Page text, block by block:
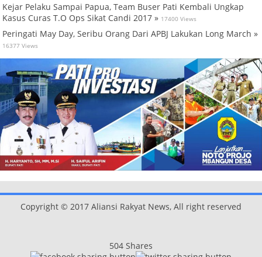
Kejar Pelaku Sampai Papua, Team Buser Pati Kembali Ungkap
Kasus Curas T.O Ops Sikat Candi 2017 » 17400 Views
Peringati May Day, Seribu Orang Dari APBJ Lakukan Long March »
16377 Views
Copyright © 2017 Aliansi Rakyat News, All right reserved
504 Shares